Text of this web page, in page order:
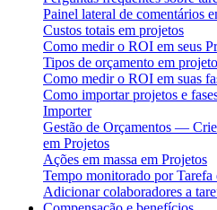
Painel lateral de comentários
Custos totais em projetos
Como medir o ROI em seus
Tipos de orçamento em
Como medir o ROI em suas
Como importar projetos e
Importer
Gestão de Orçamentos —
em Projetos
Ações em massa em Projetos
Tempo monitorado por Tarefa
Adicionar colaboradores a